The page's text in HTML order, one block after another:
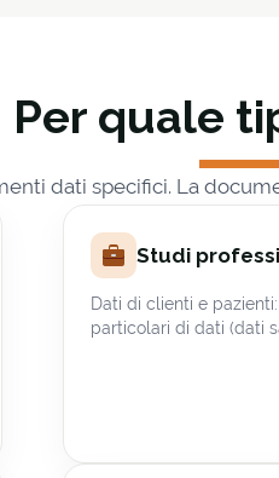
Per quale
dati specifici. La
Studi
Dati di clienti e
particolari di dati (dati